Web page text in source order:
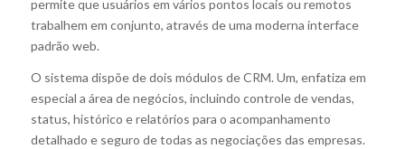
permite que usuários em vários pontos locais ou remotos
trabalhem em conjunto, através de uma moderna interface
padrão web.
O sistema dispõe de dois módulos de CRM. Um, enfatiza em
especial a área de negócios, incluindo controle de vendas,
status, histórico e relatórios para o acompanhamento
detalhado e seguro de todas as negociações das empresas.